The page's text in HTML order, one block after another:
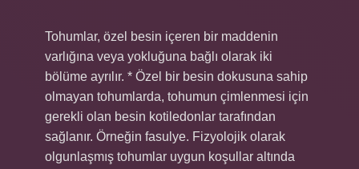
Tohumlar, özel besin içeren bir maddenin
varlığına veya yokluğuna bağlı olarak iki
bölüme ayrılır. * Özel bir besin dokusuna sahip
olmayan tohumlarda, tohumun çimlenmesi için
gerekli olan besin kotiledonlar tarafından
sağlanır. Örneğin fasulye. Fizyolojik olarak
olgunlaşmış tohumlar uygun koşullar altında